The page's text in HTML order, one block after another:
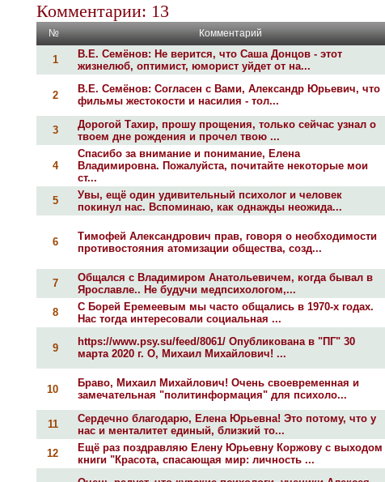
Комментарии: 13
№ Комментарий
1
В.Е. Семёнов: Не верится, что Саша Донцов - этот
жизнелюб, оптимист, юморист уйдет от на...
2
В.Е. Семёнов: Согласен с Вами, Александр Юрьевич, что
фильмы жестокости и насилия - тол...
3
Дорогой Тахир, прошу прощения, только сейчас узнал о
твоем дне рождения и прочел твою ...
4
Спасибо за внимание и понимание, Елена
Владимировна. Пожалуйста, почитайте некоторые мои
ст...
5
Увы, ещё один удивительный психолог и человек
покинул нас. Вспоминаю, как однажды неожида...
6
Тимофей Александрович прав, говоря о необходимости
противостояния атомизации общества, созд...
7
Общался с Владимиром Анатольевичем, когда бывал в
Ярославле.. Не будучи медпсихологом,...
8
С Борей Еремеевым мы часто общались в 1970-х годах.
Нас тогда интересовали социальная ...
9
https://www.psy.su/feed/8061/ Опубликована в "ПГ" 30
марта 2020 г. О, Михаил Михайлович! ...
10
Браво, Михаил Михайлович! Очень своевременная и
замечательная "политинформация" для психоло...
11
Сердечно благодарю, Елена Юрьевна! Это потому, что у
нас и менталитет единый, близкий то...
12
Ещё раз поздравляю Елену Юрьевну Коржову с выходом
книги "Красота, спасающая мир: личность ...